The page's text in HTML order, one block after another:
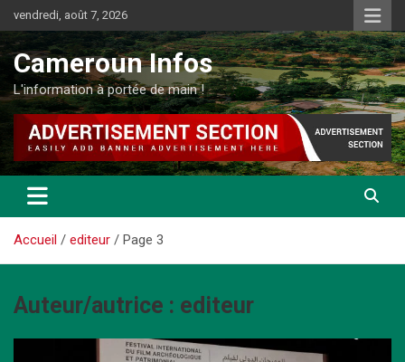
au
contenu
vendredi, août 7, 2026
Cameroun Infos
L'information à portée de main !
Accueil editeur Page 3
Auteur/autrice : editeur